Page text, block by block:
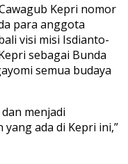
Kepri nomor
para anggota
visi misi Isdianto-
sebagai Bunda
semua budaya
menjadi
ada di Kepri ini,”